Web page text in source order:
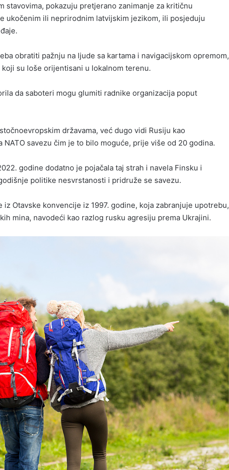
stavovima, pokazuju pretjerano zanimanje za kritičnu
ukočenim ili neprirodnim latvijskim jezikom, ili posjeduju
obratiti pažnju na ljude sa kartama i navigacijskom opremom,
su loše orijentisani u lokalnom terenu.
da saboteri mogu glumiti radnike organizacija poput
državama, već dugo vidi Rusiju kao
savezu čim je to bilo moguće, prije više od 20 godina.
godine dodatno je pojačala taj strah i navela Finsku i
politike nesvrstanosti i pridruže se savezu.
Otavske konvencije iz 1997. godine, koja zabranjuje upotrebu,
mina, navodeći kao razlog rusku agresiju prema Ukrajini.